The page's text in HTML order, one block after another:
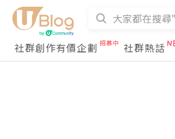
社群創作有價企劃
社群熱話